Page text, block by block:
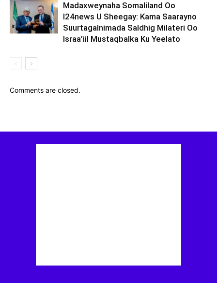
Madaxweynaha Somaliland Oo
I24news U Sheegay: Kama Saarayno
Suurtagalnimada Saldhig Milateri Oo
Israa’iil Mustaqbalka Ku Yeelato
Comments are closed.